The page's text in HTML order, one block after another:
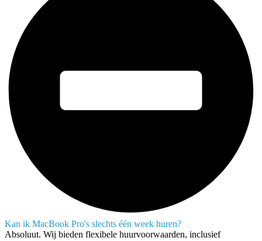
Kan ik MacBook Pro's slechts één week huren?
Absoluut. Wij bieden flexibele huurvoorwaarden, inclusief